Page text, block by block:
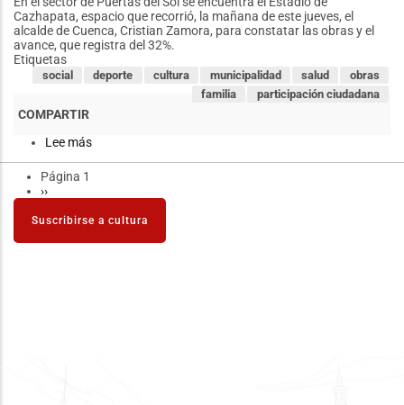
Cazhapata, espacio que recorrió, la mañana de este jueves, el
alcalde de Cuenca, Cristian Zamora, para constatar las obras y el
avance, que registra del 32%.
Etiquetas
obras
salud
municipalidad
cultura
deporte
social
participación ciudadana
familia
Lee más
del
nuevo
Complejo
de
Paginación
Página 1
Siguiente
››
Suscribirse a cultura